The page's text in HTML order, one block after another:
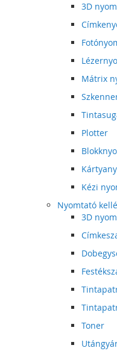
3D
Mátrix
Plotter
Kézi
Nyomtató
3D
Toner